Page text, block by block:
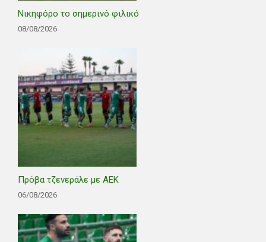
Νικηφόρο το σημερινό φιλικό
08/08/2026
Πρόβα τζενεράλε με ΑΕΚ
06/08/2026